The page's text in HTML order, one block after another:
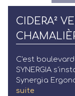
CIDERA²
C'est
SYNERGIA
Synergia
suite